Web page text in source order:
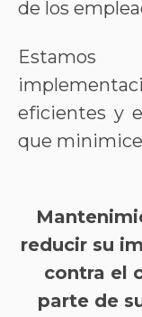
de los
eficientes y
que
reducir su
contra el
parte de